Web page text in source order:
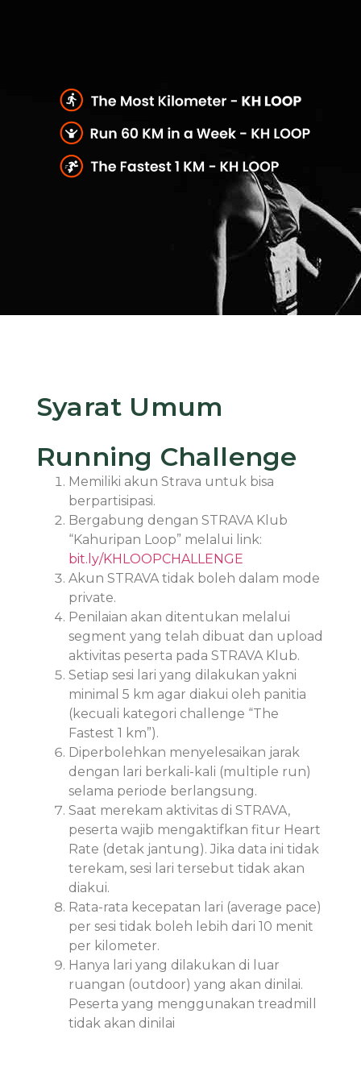
Syarat Umum
Running Challenge
Memiliki akun Strava untuk bisa
berpartisipasi.
Bergabung dengan STRAVA Klub
“Kahuripan Loop” melalui link:
bit.ly/KHLOOPCHALLENGE
Akun STRAVA tidak boleh dalam mode
private.
Penilaian akan ditentukan melalui
segment yang telah dibuat dan upload
aktivitas peserta pada STRAVA Klub.
Setiap sesi lari yang dilakukan yakni
minimal 5 km agar diakui oleh panitia
(kecuali kategori challenge “The
Fastest 1 km”).
Diperbolehkan menyelesaikan jarak
dengan lari berkali-kali (multiple run)
selama periode berlangsung.
Saat merekam aktivitas di STRAVA,
peserta wajib mengaktifkan fitur Heart
Rate (detak jantung). Jika data ini tidak
terekam, sesi lari tersebut tidak akan
diakui.
Rata-rata kecepatan lari (average pace)
per sesi tidak boleh lebih dari 10 menit
per kilometer.
Hanya lari yang dilakukan di luar
ruangan (outdoor) yang akan dinilai.
Peserta yang menggunakan treadmill
tidak akan dinilai